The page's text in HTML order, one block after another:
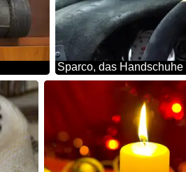
Sparco, das Handschuhe